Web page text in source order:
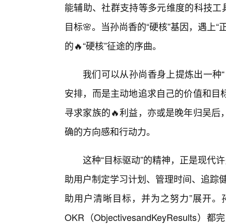
能辅助、社群支持等多元维度的科技
目标🌸。当孙尚香的“硬核”基因，遇上
的🔥“硬核”征途的序曲。
我们可以从孙尚香身上提炼出一种
安排，而是主动地追求自己的价值和
寻求家族的🔥利益，亦或是晚年归吴
确的方向感和行动力。
这种“目标驱动”的精神，正是现代
助用户制定学习计划、管理时间、追踪
助用户清晰目标，并为之努力”展开
OKR（ObjectivesandKeyResults）都